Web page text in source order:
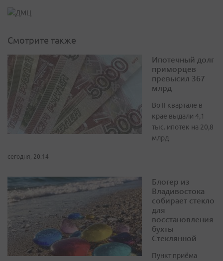
Смотрите также
Ипотечный долг
приморцев
превысил 367
млрд
Во II квартале в
крае выдали 4,1
тыс. ипотек на 20,8
млрд
сегодня, 20:14
Блогер из
Владивостока
собирает стекло
для
восстановления
бухты
Стеклянной
Пункт приёма